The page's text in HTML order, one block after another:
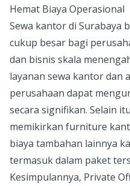
Hemat Biaya Operasional
Sewa kantor di Surabaya
cukup besar bagi
dan bisnis skala
layanan sewa kantor dan
perusahaan dapat
secara signifikan. Selain
memikirkan furniture
biaya tambahan lainnya
termasuk dalam paket
Kesimpulannya, Private